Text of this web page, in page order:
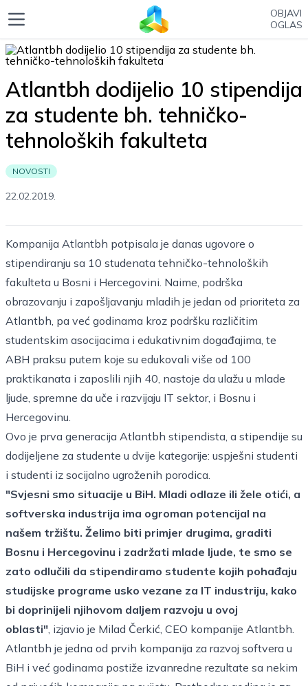
OBJAVI
OGLAS
Atlantbh dodijelio 10 stipendija
za studente bh. tehničko-
tehnoloških fakulteta
NOVOSTI
22.02.2019.
Kompanija Atlantbh potpisala je danas ugovore o
stipendiranju sa 10 studenata tehničko-tehnoloških
fakulteta u Bosni i Hercegovini. Naime, podrška
obrazovanju i zapošljavanju mladih je jedan od prioriteta za
Atlantbh, pa već godinama kroz podršku različitim
studentskim asocijacima i edukativnim događajima, te
ABH praksu putem koje su edukovali više od 100
praktikanata i zaposlili njih 40, nastoje da ulažu u mlade
ljude, spremne da uče i razvijaju IT sektor, i Bosnu i
Hercegovinu.
Ovo je prva generacija Atlantbh stipendista, a stipendije su
dodijeljene za studente u dvije kategorije: uspješni studenti
i studenti iz socijalno ugroženih porodica.
"Svjesni smo situacije u BiH. Mladi odlaze ili žele otići, a
softverska industrija ima ogroman potencijal na
našem tržištu. Želimo biti primjer drugima, graditi
Bosnu i Hercegovinu i zadržati mlade ljude, te smo se
zato odlučili da stipendiramo studente kojih pohađaju
studijske programe usko vezane za IT industriju, kako
bi doprinijeli njihovom daljem razvoju u ovoj
oblasti", izjavio je Milad Čerkić, CEO kompanije Atlantbh.
Atlantbh je jedna od prvih kompanija za razvoj softvera u
BiH i već godinama postiže izvanredne rezultate sa nekim